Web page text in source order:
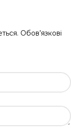
Обов’язкові